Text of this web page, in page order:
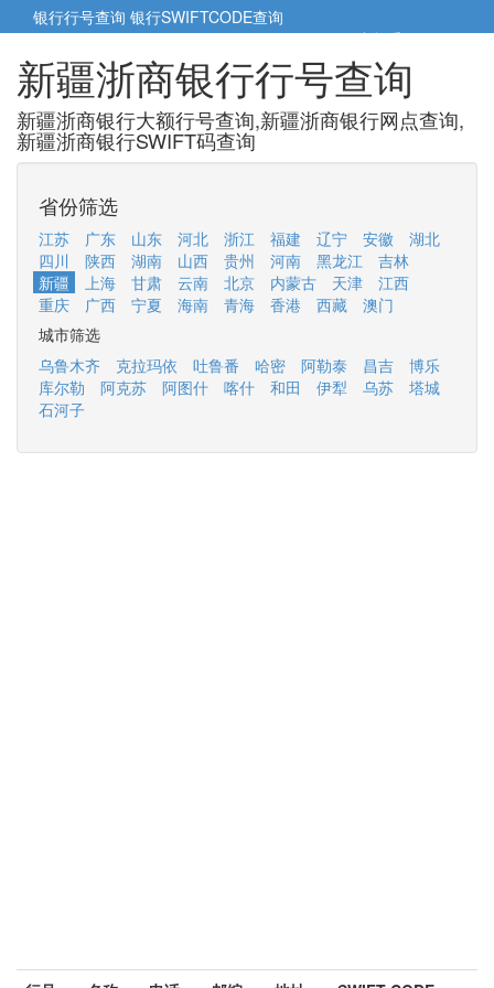
银行行号查询 银行SWIFTCODE查询
5cm小帮手5cm.cn
新疆浙商银行行号查询
新疆浙商银行大额行号查询,新疆浙商银行网点查询,
新疆浙商银行SWIFT码查询
省份筛选
江苏 广东 山东 河北 浙江 福建 辽宁 安徽
湖北
四川
陕西 湖南 山西 贵州 河南 黑龙江
吉林
新疆
上海 甘肃 云南 北京 内蒙古 天津
江西
重庆
广西 宁夏 海南 青海 香港 西藏
澳门
城市筛选
乌鲁木齐
克拉玛依 吐鲁番 哈密 阿勒泰 昌吉
博乐
库尔勒
阿克苏 阿图什 喀什 和田 伊犁 乌苏
塔城
石河子